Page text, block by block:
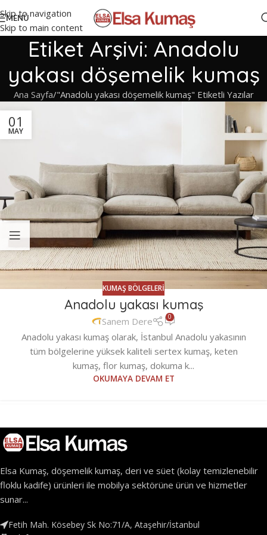
Skip to navigation
Skip to main content
MENÜ
Etiket Arşivi: Anadolu
yakası döşemelik kumaş
Ana Sayfa "Anadolu yakası döşemelik kumaş" Etiketli Yazılar
01
MAY
KUMAŞ BÖLGELERI
Anadolu yakası kumaş
Sanem Dere 0
Anadolu yakası kumaş olarak, İstanbul Anadolu yakasının
tüm bölgelerine yüksek kaliteli sertex kumaş, keten
kumaş, flor kumaş, dokuma k...
OKUMAYA DEVAM ET
Elsa Kumaş, döşemelik kumaş, deri ve süet (kolay temizlenebilir
floklu kadife) ürünleri ile mobilya sektörüne ürün ve hizmetler
sunar...
Fetih Mah. Kösebey Sk No:71/A, Ataşehir/İstanbul